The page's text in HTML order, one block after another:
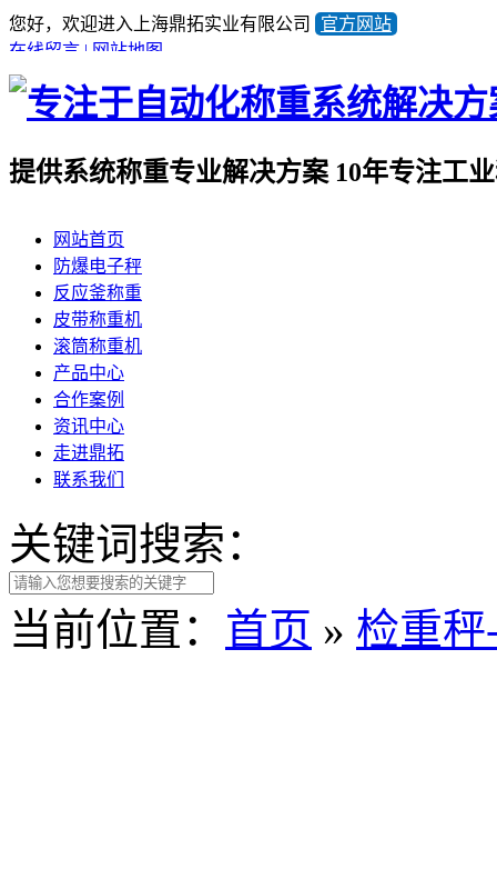
您好，欢迎进入上海鼎拓实业有限公司
官方网站
在线留言 | 网站地图
提供系统称重专业解决方案 10年专注工
全国咨询热线
021-57676453
产品顾问蒋小姐
13641981733
网站首页
防爆电子秤
反应釜称重
皮带称重机
滚筒称重机
产品中心
合作案例
资讯中心
走进鼎拓
联系我们
关键词搜索：
当前位置： 首页 » 检重